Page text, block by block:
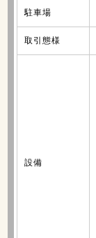
駐車場
取引態様
設備